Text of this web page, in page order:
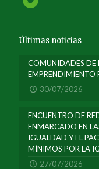
Últimas noticias
COMUNIDADES DE
EMPRENDIMIENTO
30/07/2026
ENCUENTRO DE
ENMARCADO EN
IGUALDAD Y EL
MÍNIMOS POR LA
27/07/2026